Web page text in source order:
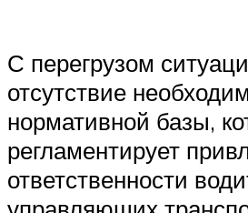
С перегрузом
отсутствие
нормативной базы,
регламентирует
ответственности